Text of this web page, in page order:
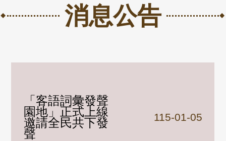
消息公告
「客語詞彙發聲
園地」正式上線
邀請全民共下發
聲
115-01-05